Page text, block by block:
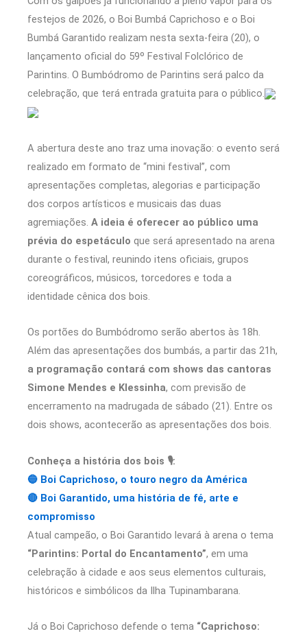
festejos de 2026, o Boi Bumbá Caprichoso e o Boi
Bumbá Garantido realizam nesta sexta-feira (20), o
lançamento oficial do 59º Festival Folclórico de
Parintins. O Bumbódromo de Parintins será palco da
celebração, que terá entrada gratuita para o público.
A abertura deste ano traz uma inovação: o evento será
realizado em formato de “mini festival”, com
apresentações completas, alegorias e participação
dos corpos artísticos e musicais das duas
agremiações. A ideia é oferecer ao público uma
prévia do espetáculo que será apresentado na arena
durante o festival, reunindo itens oficiais, grupos
coreográficos, músicos, torcedores e toda a
identidade cênica dos bois.
Os portões do Bumbódromo serão abertos às 18h.
Além das apresentações dos bumbás, a partir das 21h,
a programação contará com shows das cantoras
Simone Mendes e Klessinha, com previsão de
encerramento na madrugada de sábado (21). Entre os
dois shows, acontecerão as apresentações dos bois.
Conheça a história dos bois 🎙️:
🔵 Boi Caprichoso, o touro negro da América
🔴 Boi Garantido, uma história de fé, arte e
compromisso
Atual campeão, o Boi Garantido levará à arena o tema
“Parintins: Portal do Encantamento”, em uma
celebração à cidade e aos seus elementos culturais,
históricos e simbólicos da Ilha Tupinambarana.
Já o Boi Caprichoso defende o tema “Caprichoso: